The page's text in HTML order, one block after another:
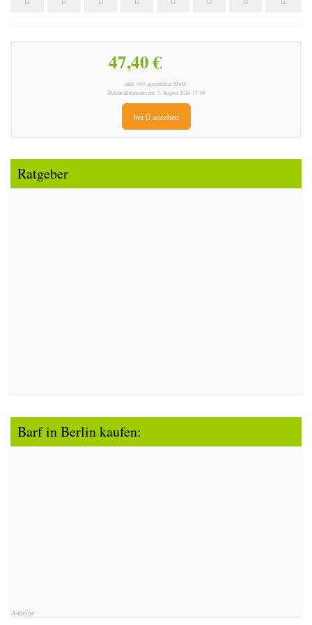
47,40 €
inkl. 19% gesetzlicher MwSt.
Zuletzt aktualisiert am: 7. August 2026 17:39
bei ansehen
Ratgeber
Barf in Berlin kaufen:
Anzeige